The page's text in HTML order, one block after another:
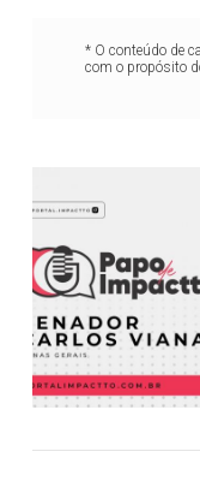
* O conteúdo de
com o propósito